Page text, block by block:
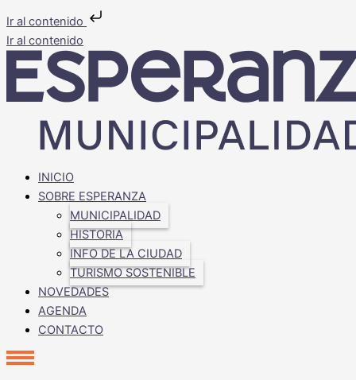
Ir al contenido
Ir al contenido
INICIO
SOBRE ESPERANZA
MUNICIPALIDAD
HISTORIA
INFO DE LA CIUDAD
TURISMO SOSTENIBLE
NOVEDADES
AGENDA
CONTACTO